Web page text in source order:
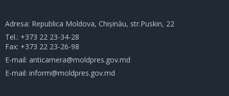
Adresa: Republica Moldova, Chișinău, str.Puskin, 22
Tel.: +373 22 23-34-28
Fax: +373 22 23-26-98
E-mail: anticamera@moldpres.gov.md
E-mail: inform@moldpres.gov.md